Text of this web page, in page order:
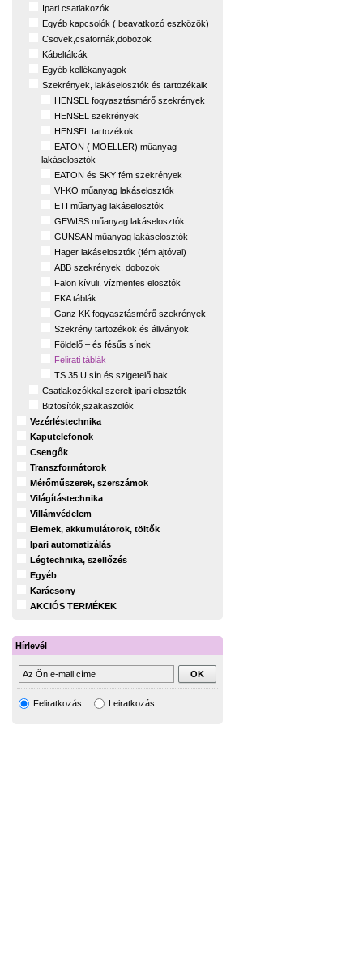
Ipari csatlakozók
Egyéb kapcsolók ( beavatkozó eszközök)
Csövek,csatornák,dobozok
Kábeltálcák
Egyéb kellékanyagok
Szekrények, lakáselosztók és tartozékaik
HENSEL fogyasztásmérő szekrények
HENSEL szekrények
HENSEL tartozékok
EATON ( MOELLER) műanyag
lakáselosztók
EATON és SKY fém szekrények
VI-KO műanyag lakáselosztók
ETI műanyag lakáselosztók
GEWISS műanyag lakáselosztók
GUNSAN műanyag lakáselosztók
Hager lakáselosztók (fém ajtóval)
ABB szekrények, dobozok
Falon kívüli, vízmentes elosztók
FKA táblák
Ganz KK fogyasztásmérő szekrények
Szekrény tartozékok és állványok
Földelő – és fésűs sínek
Felirati táblák
TS 35 U sín és szigetelő bak
Csatlakozókkal szerelt ipari elosztók
Biztosítók,szakaszolók
Vezérléstechnika
Kaputelefonok
Csengők
Transzformátorok
Mérőműszerek, szerszámok
Világítástechnika
Villámvédelem
Elemek, akkumulátorok, töltők
Ipari automatizálás
Légtechnika, szellőzés
Egyéb
Karácsony
AKCIÓS TERMÉKEK
Hírlevél
Feliratkozás Leiratkozás